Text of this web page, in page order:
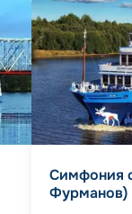
Симфония
Фурманов)